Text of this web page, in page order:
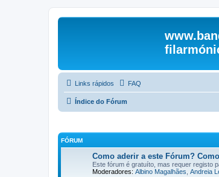
Links rápidos FAQ
Índice do Fórum
FÓRUM
Como aderir a este Fórum?
Este fórum é gratuíto, mas requer registo
Moderadores: Albino Magalhães Andreia